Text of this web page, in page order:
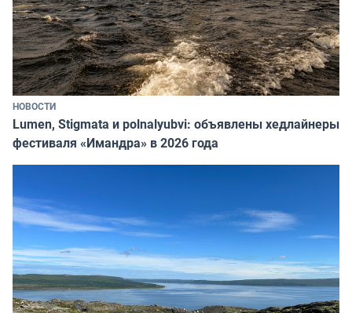
НОВОСТИ
Lumen, Stigmata и polnalyubvi: объявлены хедлайнеры
фестиваля «Имандра» в 2026 года